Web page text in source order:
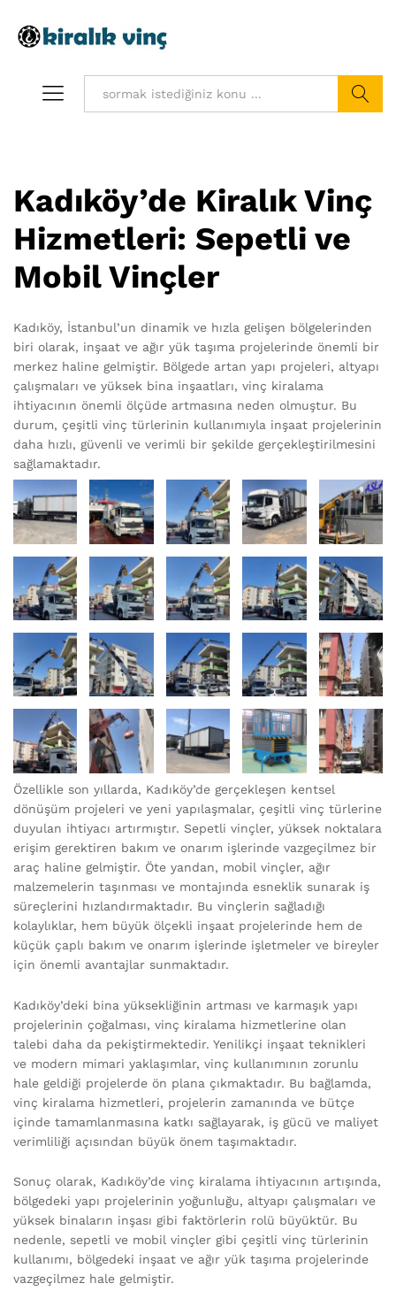
Kadıköy’de Kiralık Vinç
Hizmetleri: Sepetli ve
Mobil Vinçler
Kadıköy, İstanbul’un dinamik ve hızla gelişen bölgelerinden
biri olarak, inşaat ve ağır yük taşıma projelerinde önemli bir
merkez haline gelmiştir. Bölgede artan yapı projeleri, altyapı
çalışmaları ve yüksek bina inşaatları, vinç kiralama
ihtiyacının önemli ölçüde artmasına neden olmuştur. Bu
durum, çeşitli vinç türlerinin kullanımıyla inşaat projelerinin
daha hızlı, güvenli ve verimli bir şekilde gerçekleştirilmesini
sağlamaktadır.
Özellikle son yıllarda, Kadıköy’de gerçekleşen kentsel
dönüşüm projeleri ve yeni yapılaşmalar, çeşitli vinç türlerine
duyulan ihtiyacı artırmıştır. Sepetli vinçler, yüksek noktalara
erişim gerektiren bakım ve onarım işlerinde vazgeçilmez bir
araç haline gelmiştir. Öte yandan, mobil vinçler, ağır
malzemelerin taşınması ve montajında esneklik sunarak iş
süreçlerini hızlandırmaktadır. Bu vinçlerin sağladığı
kolaylıklar, hem büyük ölçekli inşaat projelerinde hem de
küçük çaplı bakım ve onarım işlerinde işletmeler ve bireyler
için önemli avantajlar sunmaktadır.
Kadıköy’deki bina yüksekliğinin artması ve karmaşık yapı
projelerinin çoğalması, vinç kiralama hizmetlerine olan
talebi daha da pekiştirmektedir. Yenilikçi inşaat teknikleri
ve modern mimari yaklaşımlar, vinç kullanımının zorunlu
hale geldiği projelerde ön plana çıkmaktadır. Bu bağlamda,
vinç kiralama hizmetleri, projelerin zamanında ve bütçe
içinde tamamlanmasına katkı sağlayarak, iş gücü ve maliyet
verimliliği açısından büyük önem taşımaktadır.
Sonuç olarak, Kadıköy’de vinç kiralama ihtiyacının artışında,
bölgedeki yapı projelerinin yoğunluğu, altyapı çalışmaları ve
yüksek binaların inşası gibi faktörlerin rolü büyüktür. Bu
nedenle, sepetli ve mobil vinçler gibi çeşitli vinç türlerinin
kullanımı, bölgedeki inşaat ve ağır yük taşıma projelerinde
vazgeçilmez hale gelmiştir.